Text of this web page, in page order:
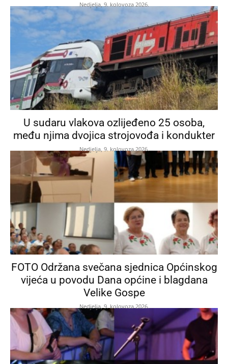
Nedjelja, 9. kolovoza 2026.
U sudaru vlakova ozlijeđeno 25 osoba,
među njima dvojica strojovođa i kondukter
Nedjelja, 9. kolovoza 2026.
FOTO Održana svečana sjednica Općinskog
vijeća u povodu Dana općine i blagdana
Velike Gospe
Nedjelja, 9. kolovoza 2026.